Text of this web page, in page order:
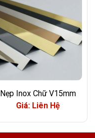
Nẹp Inox Chữ V15mm
Giá: Liên Hệ